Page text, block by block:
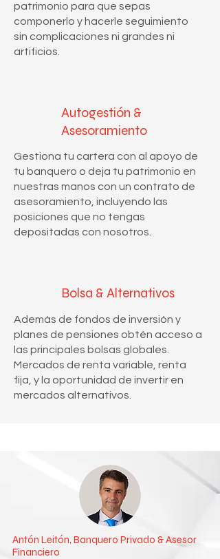
patrimonio para que sepas
componerlo y hacerle seguimiento
sin complicaciones ni grandes ni
artificios.
Autogestión &
Asesoramiento
Gestiona tu cartera con al apoyo de
tu banquero o deja tu patrimonio en
nuestras manos con un contrato de
asesoramiento, incluyendo las
posiciones que no tengas
depositadas con nosotros.
Bolsa & Alternativos
Además de fondos de inversión y
planes de pensiones obtén acceso a
las principales bolsas globales.
Mercados de renta variable, renta
fija, y la oportunidad de invertir en
mercados alternativos.
Antón Leitón, Banquero Privado & Asesor
Financiero